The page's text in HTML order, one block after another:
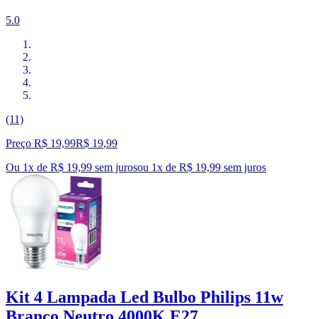
5.0
(11)
Preço R$ 19,99R$ 19,99
Ou 1x de R$ 19,99 sem jurosou 1x de R$ 19,99 sem juros
Kit 4 Lampada Led Bulbo Philips 11w